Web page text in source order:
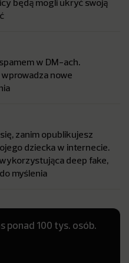
będą mogli ukryć swoją
w DM-ach.
nowe
zanim opublikujesz
dziecka w internecie.
deep fake,
myślenia
ponad 100 tys. osób.